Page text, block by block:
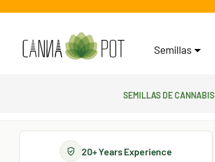
Semillas
Semillas de cannabis
20+ Years Experience